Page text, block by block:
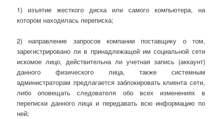
1) изъятие жесткого диска или самого компьютера, на
котором находилась переписка;
2) направление запросов компании поставщику о том,
зарегистрировано ли в принадлежащей им социальной сети
искомое лицо, действительна ли учетная запись (аккаунт)
данного физического лица, также системным
администраторам предлагается заблокировать клиента сети,
либо оповещать следователя обо всех изменениях в
переписки данного лица и передавать всю информацию по
ней;